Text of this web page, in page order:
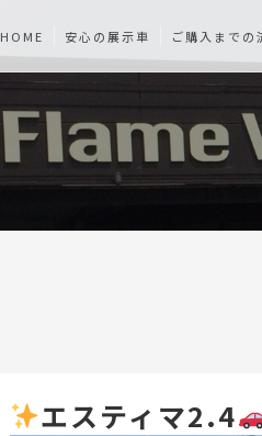
HOME 安心の展示車 ご購入までの
エスティマ2.4